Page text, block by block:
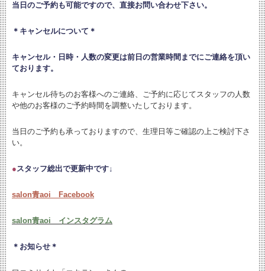
当日のご予約も可能ですので、直接お問い合わせ下さい。
＊キャンセルについて＊
キャンセル・日時・人数の変更は前日の営業時間までにご連絡を頂い
ております。
キャンセル待ちのお客様へのご連絡、ご予約に応じてスタッフの人数
や他のお客様のご予約時間を調整いたしております。
当日のご予約も承っておりますので、生理日等ご確認の上ご検討下さ
い。
●スタッフ総出で更新中です↓
salon青aoi Facebook
salon青aoi インスタグラム
＊お知らせ＊